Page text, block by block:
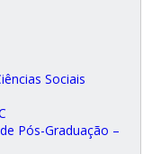
Sociais
Pós-Graduação –